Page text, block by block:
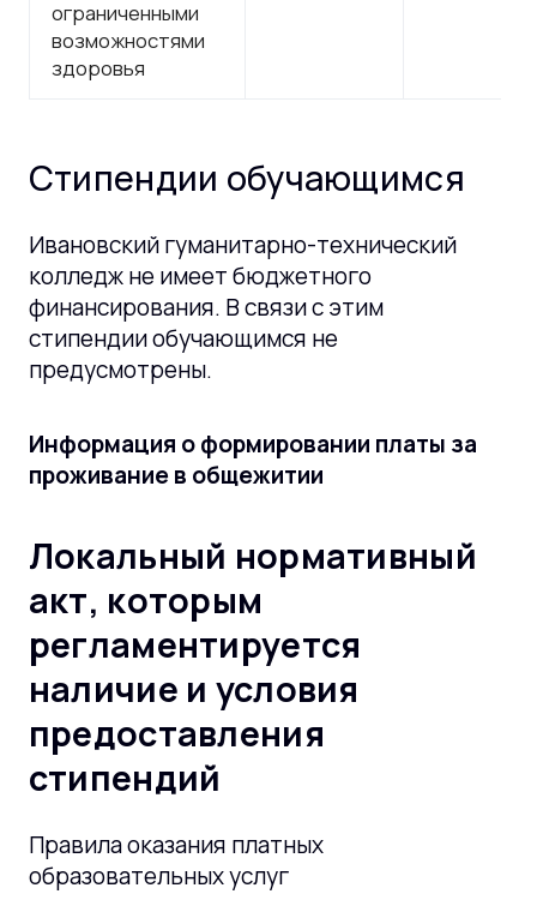
ограниченными
возможностями
здоровья
Стипендии обучающимся
Ивановский гуманитарно-технический
колледж не имеет бюджетного
финансирования. В связи с этим
стипендии обучающимся не
предусмотрены.
Информация о формировании платы за
проживание в общежитии
Локальный нормативный
акт, которым
регламентируется
наличие и условия
предоставления
стипендий
Правила оказания платных
образовательных услуг